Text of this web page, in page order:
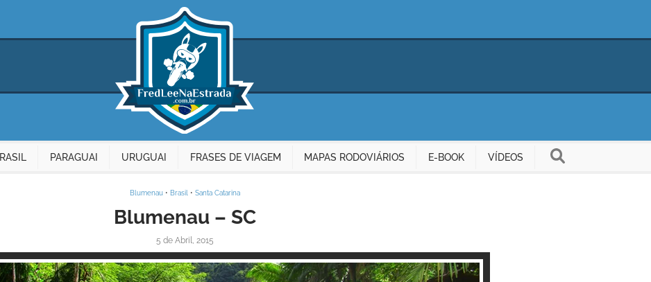
PARAGUAI URUGUAI FRASES DE VIAGEM MAPAS RODOVIÁRIOS E-BOOK VÍDEOS
Blumenau• Brasil • Santa Catarina
Blumenau – SC
5 de Abril, 2015